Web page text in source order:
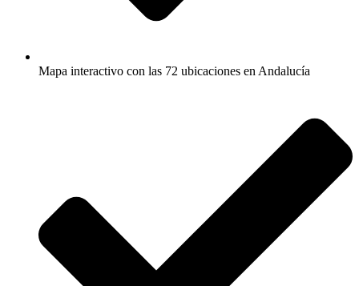
Mapa interactivo con las 72 ubicaciones en Andalucía